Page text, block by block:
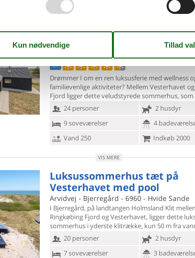
Luksus sommerhus med
fjordudsigt
4,7
Drømmer I om en ren luksusferie med wellness
familievenlige aktiviteter? Mellem Vesterhavet
Fjord ligger dette veludstyrede sommerhus, som
24 personer
2 husdyr
9 soveværelser
4
Vand 250
Indkøb 2000
VIS MERE
Luksussommerhus tæt på
Vesterhavet med pool
Arvidvej - Bjerregård - 6960 - Hvide Sande
I Bjerregård, på landtangen Holmsland Klit
Ringkøbing Fjord ogVesterhavet, ligger dette
sommerhus i yderste klitrække, kun 50 m fra
20 personer
2 husdyr
7 soveværelser
3